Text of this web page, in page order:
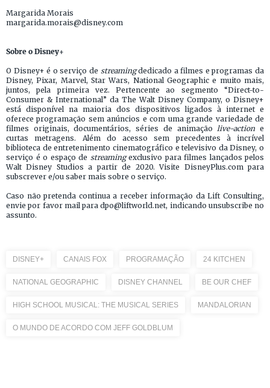
Margarida Morais
margarida.morais@disney.com
Sobre o Disney+
O Disney+ é o serviço de streamingdedicado a filmes e programas da
Disney, Pixar, Marvel, Star Wars, National Geographic e muito mais,
juntos, pela primeira vez. Pertencente ao segmento “Direct-to-
Consumer & International” da The Walt Disney Company, o Disney+
está disponível na maioria dos dispositivos ligados à internet e
oferece programação sem anúncios e com uma grande variedade de
filmes originais, documentários, séries de animaçãolive-action e
curtas metragens. Além do acesso sem precedentes à incrível
biblioteca de entretenimento cinematográfico e televisivo da Disney, o
serviço é o espaço de streamingexclusivo para filmes lançados pelos
Walt Disney Studios a partir de 2020. Visite DisneyPlus.com para
subscrever e/ou saber mais sobre o serviço.
Caso não pretenda continua a receber informação da Lift Consulting,
envie por favor mail para dpo@liftworld.net, indicando unsubscribe no
assunto.
DISNEY+ CANAIS FOX PROGRAMAÇÃO 24 KITCHEN
NATIONAL GEOGRAPHIC DISNEY CHANNEL BE OUR CHEF
HIGH SCHOOL MUSICAL: THE MUSICAL SERIES MANDALORIAN
O MUNDO DE ACORDO COM JEFF GOLDBLUM